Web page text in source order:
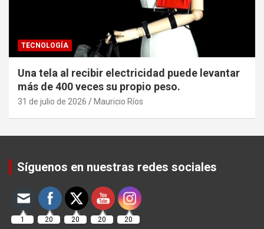
TECNOLOGÍA
Una tela al recibir electricidad puede levantar
más de 400 veces su propio peso.
31 de julio de 2026 Mauricio Ríos
Síguenos en nuestras redes sociales
1 20 20 20 20